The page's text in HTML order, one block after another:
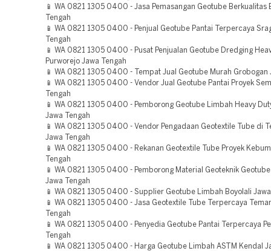
📱 WA 0821 1305 0400 - Jasa Pemasangan Geotube Berkualitas
Tengah
📱 WA 0821 1305 0400 - Penjual Geotube Pantai Terpercaya
Tengah
📱 WA 0821 1305 0400 - Pusat Penjualan Geotube Dredging
Purworejo Jawa Tengah
📱 WA 0821 1305 0400 - Tempat Jual Geotube Murah Grobogan
📱 WA 0821 1305 0400 - Vendor Jual Geotube Pantai Proyek
Tengah
📱 WA 0821 1305 0400 - Pemborong Geotube Limbah Heavy
Jawa Tengah
📱 WA 0821 1305 0400 - Vendor Pengadaan Geotextile Tube di
Jawa Tengah
📱 WA 0821 1305 0400 - Rekanan Geotextile Tube Proyek
Tengah
📱 WA 0821 1305 0400 - Pemborong Material Geoteknik
Jawa Tengah
📱 WA 0821 1305 0400 - Supplier Geotube Limbah Boyolali
📱 WA 0821 1305 0400 - Jasa Geotextile Tube Terpercaya
Tengah
📱 WA 0821 1305 0400 - Penyedia Geotube Pantai Terpercaya
Tengah
📱 WA 0821 1305 0400 - Harga Geotube Limbah ASTM Kendal